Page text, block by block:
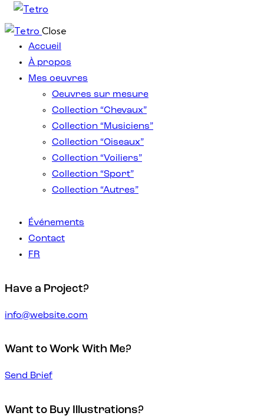
Close
Accueil
À propos
Mes oeuvres
Oeuvres sur mesure
Collection “Chevaux”
Collection “Musiciens”
Collection “Oiseaux”
Collection “Voiliers”
Collection “Sport”
Collection “Autres”
Événements
Contact
FR
Have a Project?
info@website.com
Want to Work With Me?
Send Brief
Want to Buy Illustrations?